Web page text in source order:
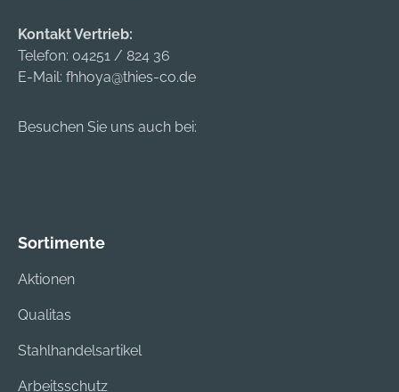
Kontakt Vertrieb:
Telefon: 04251 / 824 36
E-Mail: fhhoya@thies-co.de
Besuchen Sie uns auch bei:
Sortimente
Aktionen
Qualitas
Stahlhandelsartikel
Arbeitsschutz